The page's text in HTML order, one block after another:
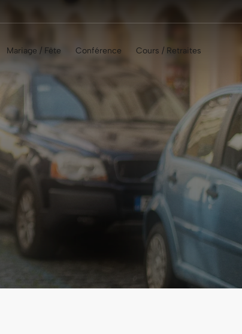
Mariage / Fête Conférence Cours / Retraites